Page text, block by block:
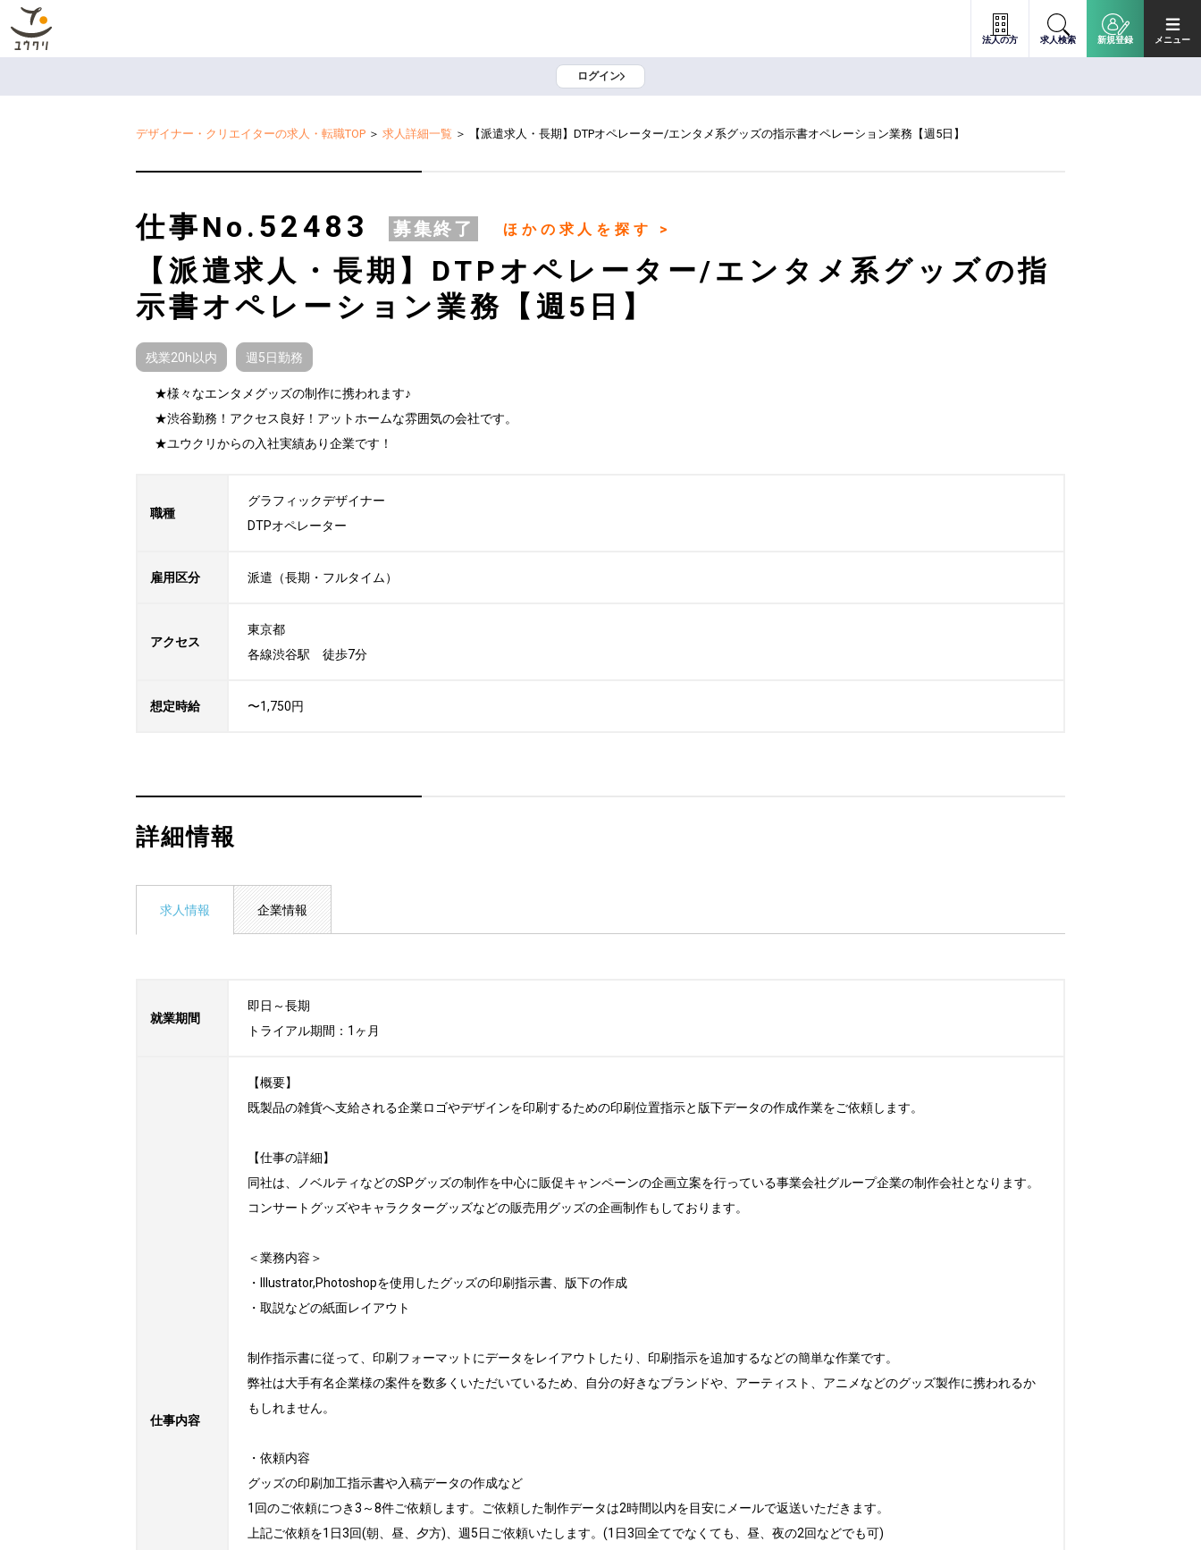
法人の方 求人検索 新規登録 メニュー
ログイン
デザイナー・クリエイターの求人・転職TOP ＞ 求人詳細一覧 ＞ 【派遣求人・長期】DTPオペレーター/エンタメ系グッズの指示書オペレーション業務【週5日】
仕事No. 52483 募集終了 ほかの求人を探す >
【派遣求人・長期】DTPオペレーター/エンタメ系グッズの指
示書オペレーション業務【週5日】
残業20h以内 週5日勤務
★様々なエンタメグッズの制作に携われます♪
★渋谷勤務！アクセス良好！アットホームな雰囲気の会社です。
★ユウクリからの入社実績あり企業です！
職種
グラフィックデザイナー
DTPオペレーター
雇用区分 派遣（長期・フルタイム）
アクセス
東京都
各線渋谷駅　徒歩7分
想定時給 〜1,750円
詳細情報
求人情報 企業情報
就業期間
即日～長期
トライアル期間：1ヶ月
仕事内容
【概要】
既製品の雑貨へ支給される企業ロゴやデザインを印刷するための印刷位置指示と版下データの作成作業をご依頼します。
【仕事の詳細】
同社は、ノベルティなどのSPグッズの制作を中心に販促キャンペーンの企画立案を行っている事業会社グループ企業の制作会社となります。
コンサートグッズやキャラクターグッズなどの販売用グッズの企画制作もしております。
＜業務内容＞
・Illustrator,Photoshopを使用したグッズの印刷指示書、版下の作成
・取説などの紙面レイアウト
制作指示書に従って、印刷フォーマットにデータをレイアウトしたり、印刷指示を追加するなどの簡単な作業です。
弊社は大手有名企業様の案件を数多くいただいているため、自分の好きなブランドや、アーティスト、アニメなどのグッズ製作に携われるか
もしれません。
・依頼内容
グッズの印刷加工指示書や入稿データの作成など
1回のご依頼につき3～8件ご依頼します。ご依頼した制作データは2時間以内を目安にメールで返送いただきます。
上記ご依頼を1日3回(朝、昼、夕方)、週5日ご依頼いたします。(1日3回全てでなくても、昼、夜の2回などでも可)